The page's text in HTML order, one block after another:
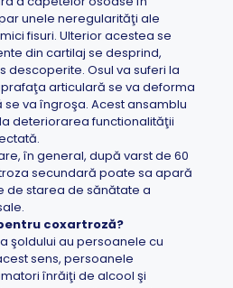
unele neregularităţi ale
fisuri. Ulterior acestea se
din cartilaj se desprind,
descoperite. Osul va suferi la
articulară se va deforma
va îngroşa. Acest ansamblu
deteriorarea functionalităţii
în general, după varst de 60
secundară poate sa apară
de starea de sănătate a
coxartroză?
şoldului au persoanele cu
sens, persoanele
înrăiţi de alcool şi